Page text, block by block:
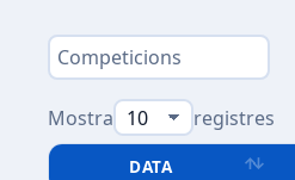
Mostra registres
DATA